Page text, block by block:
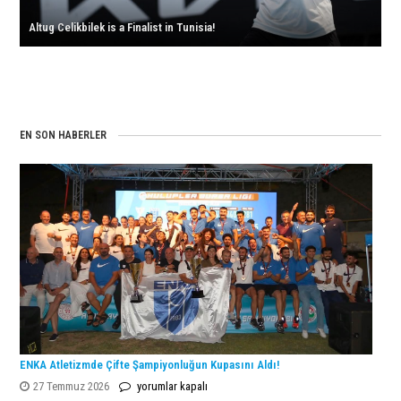
Altug Celikbilek is a Finalist in Tunisia!
EN SON HABERLER
ENKA Atletizmde Çifte Şampiyonluğun Kupasını Aldı!
27 Temmuz 2026
ENKA
yorumlar kapalı